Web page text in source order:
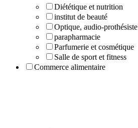
Diététique et nutrition
institut de beauté
Optique, audio-prothésiste
parapharmacie
Parfumerie et cosmétique
Salle de sport et fitness
Commerce alimentaire